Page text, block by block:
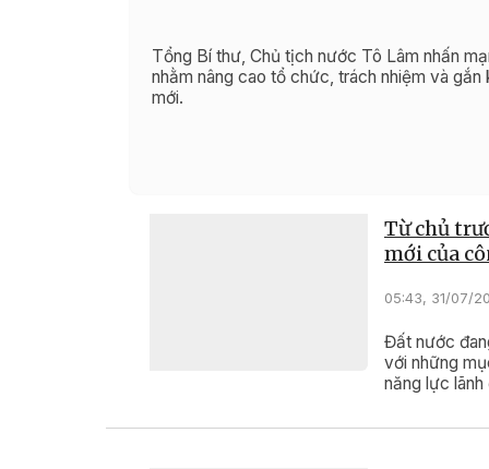
Tổng Bí thư, Chủ tịch nước Tô Lâm nhấn
nhằm nâng cao tổ chức, trách nhiệm và gắn
mới.
Từ chủ
mới của
05:43, 31/07/
Đất nước
với những
năng lực